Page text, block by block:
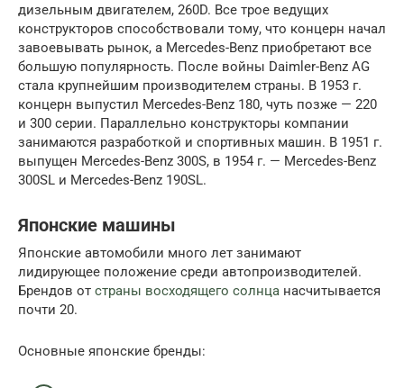
дизельным двигателем, 260D. Все трое ведущих
конструкторов способствовали тому, что концерн начал
завоевывать рынок, а Mercedes-Benz приобретают все
большую популярность. После войны Daimler-Benz AG
стала крупнейшим производителем страны. В 1953 г.
концерн выпустил Mercedes-Benz 180, чуть позже — 220
и 300 серии. Параллельно конструкторы компании
занимаются разработкой и спортивных машин. В 1951 г.
выпущен Mercedes-Benz 300S, в 1954 г. — Mercedes-Benz
300SL и Mercedes-Benz 190SL.
Японские машины
Японские автомобили много лет занимают
лидирующее положение среди автопроизводителей.
Брендов от страны восходящего солнца насчитывается
почти 20.
Основные японские бренды: